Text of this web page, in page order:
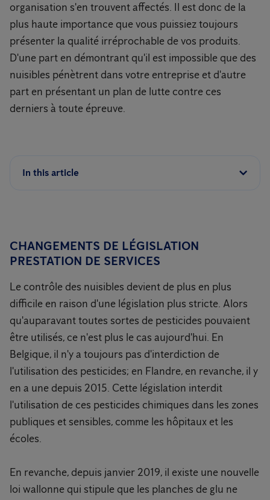
organisation s'en trouvent affectés. Il est donc de la
plus haute importance que vous puissiez toujours
présenter la qualité irréprochable de vos produits.
D'une part en démontrant qu'il est impossible que des
nuisibles pénètrent dans votre entreprise et d'autre
part en présentant un plan de lutte contre ces
derniers à toute épreuve.
In this article
CHANGEMENTS DE LÉGISLATION
PRESTATION DE SERVICES
Le contrôle des nuisibles devient de plus en plus
difficile en raison d'une législation plus stricte. Alors
qu'auparavant toutes sortes de pesticides pouvaient
être utilisés, ce n'est plus le cas aujourd'hui. En
Belgique, il n'y a toujours pas d'interdiction de
l'utilisation des pesticides; en Flandre, en revanche, il y
en a une depuis 2015. Cette législation interdit
l'utilisation de ces pesticides chimiques dans les zones
publiques et sensibles, comme les hôpitaux et les
écoles.
En revanche, depuis janvier 2019, il existe une nouvelle
loi wallonne qui stipule que les planches de glu ne